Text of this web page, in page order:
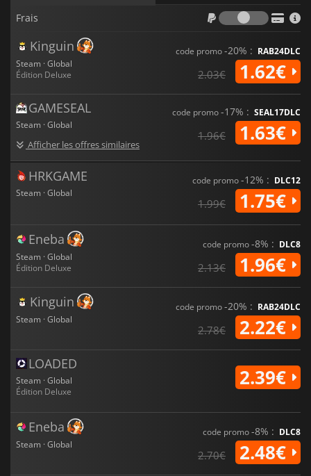
Frais
Frais
Kinguin
Steam · Global
Édition Deluxe
code promo-20% : RAB24DLC
2.03€ 1.62€
GAMESEAL
Steam · Global
Afficher les offres similaires
code promo-17% : SEAL17DLC
1.96€ 1.63€
HRKGAME
Steam · Global
code promo-12% : DLC12
1.99€ 1.75€
Eneba
Steam · Global
Édition Deluxe
code promo-8% : DLC8
2.13€ 1.96€
Kinguin
Steam · Global
code promo-20% : RAB24DLC
2.78€ 2.22€
LOADED
Steam · Global
Édition Deluxe
2.39€
Eneba
Steam · Global
code promo-8% : DLC8
2.70€ 2.48€